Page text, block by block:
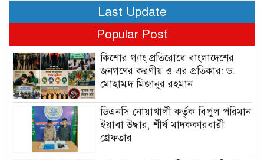
Last Update
Popular Post
কিশোর গ্যাং প্রতিরোধে বাংলাদেশের
জনগণের করণীয় ও এর প্রতিকার: ড.
মোহাম্মদ মিজানুর রহমান
ডিএনসি নোয়াখালী কর্তৃক বিপুল পরিমান
ইয়াবা উদ্ধার, শীর্ষ মাদককারবারী
গ্রেফতার